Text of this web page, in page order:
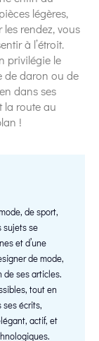
légères,
rendez, vous
à l’étroit.
privilégie le
de daron ou de
dans ses
la route au
!
de sport,
sujets se
et d’une
de mode,
ses articles.
tout en
ses écrits,
actif, et